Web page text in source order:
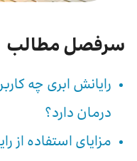
سرفصل مطالب
رایانش ابری چه
درمان دارد؟
مزایای استفاده از